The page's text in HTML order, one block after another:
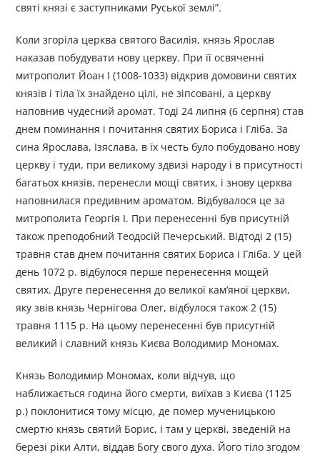
святі князі є заступниками Руської землі”.
Коли згоріла церква святого Василія, князь Ярослав
наказав побудувати нову церкву. При її освяченні
митрополит Йоан I (1008-1033) відкрив домовини святих
князів і тіла їх знайдено цілі, не зіпсовані, а церкву
наповнив чудесний аромат. Тоді 24 липня (6 серпня) став
днем поминання і почитання святих Бориса і Гліба. За
сина Ярослава, Ізяслава, в їх честь було побудовано нову
церкву і туди, при великому здвизі народу і в присутності
багатьох князів, перенесли мощі святих, і знову церква
наповнилася предивним ароматом. Відбувалося це за
митрополита Георгія І. При перенесенні був присутній
також преподобний Теодосій Печерський. Відтоді 2 (15)
травня став днем почитання святих Бориса і Гліба. У цей
день 1072 р. відбулося перше перенесення мощей
святих. Друге перенесення до великої кам’яної церкви,
яку звів князь Чернігова Олег, відбулося також 2 (15)
травня 1115 р. На цьому перенесенні був присутній
великий і славний князь Києва Володимир Мономах.
Князь Володимир Мономах, коли відчув, що
наближається година його смерти, виїхав з Києва (1125
р.) поклонитися тому місцю, де помер мученицькою
смертю князь святий Борис, і там у церкві, зведеній на
березі ріки Алти, віддав Богу свого духа. Його тіло згодом